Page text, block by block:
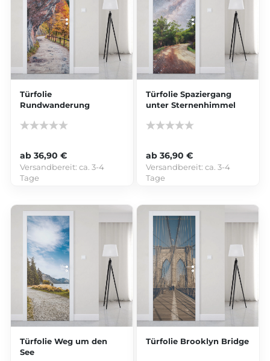
Türfolie
Rundwanderung
ab 36,90 €
Versandbereit:ca. 3-4
Tage
Türfolie Spaziergang
unter Sternenhimmel
ab 36,90 €
Versandbereit:ca. 3-4
Tage
Türfolie Weg um den
See
Türfolie Brooklyn Bridge